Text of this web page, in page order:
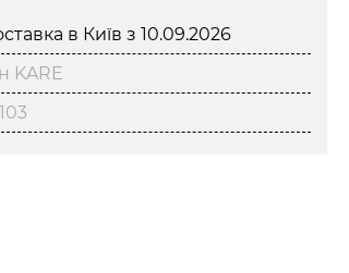
в Київ з 10.09.2026
KARE